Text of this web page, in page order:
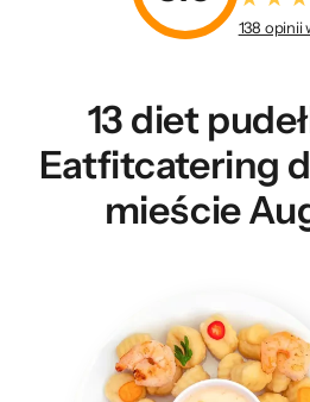
138 opinii
13 diet
Eatfitcatering
mieście